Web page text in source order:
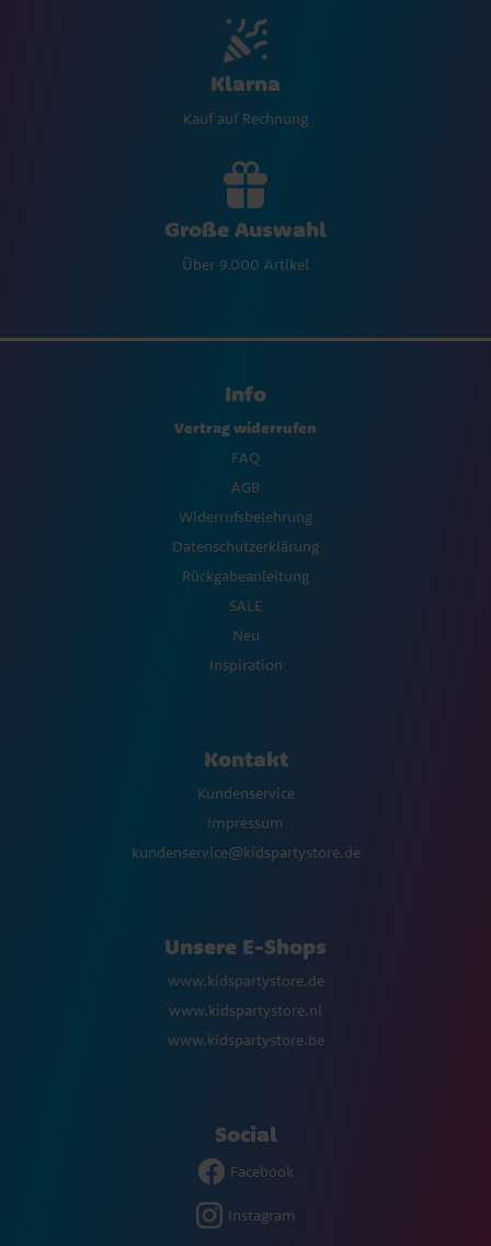
Klarna
Kauf auf Rechnung
Große Auswahl
Über 9.000 Artikel
Info
Vertrag widerrufen
FAQ
AGB
Widerrufsbelehrung
Datenschutzerklärung
Rückgabeanleitung
SALE
Neu
Inspiration
Kontakt
Kundenservice
Impressum
kundenservice@kidspartystore.de
Unsere E-Shops
www.kidspartystore.de
www.kidspartystore.nl
www.kidspartystore.be
Social
Facebook
Instagram